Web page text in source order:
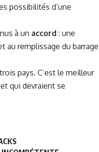
possibilités d’une
à un accord : une
remplissage du barrage
pays. C’est le meilleur
qui devraient se